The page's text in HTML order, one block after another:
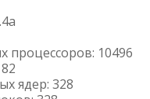
процессоров: 10496
ядер: 328